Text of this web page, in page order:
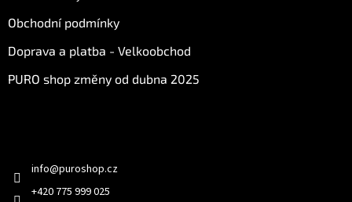
Obchodní podmínky
Doprava a platba - Velkoobchod
PURO shop změny od dubna 2025
info@puroshop.cz
+420 775 999 025